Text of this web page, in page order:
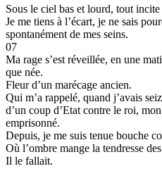
Sous le ciel bas et lourd, tout
Je me tiens à l’écart, je ne sais
spontanément de mes seins.
07
Ma rage s’est réveillée, en une
que née.
Fleur d’un marécage ancien.
Qui m’a rappelé, quand j’avais
d’un coup d’Etat contre le roi,
emprisonné.
Depuis, je me suis tenue bouche
Où l’ombre mange la tendresse
Il le fallait.